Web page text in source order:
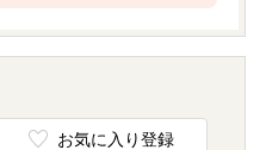
お気に入り登録